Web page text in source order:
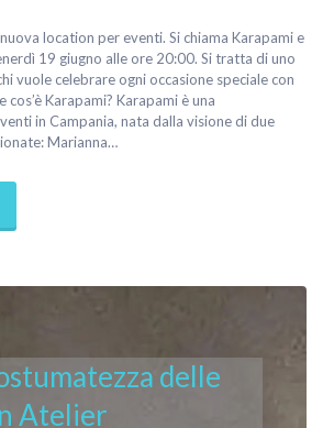
location per eventi. Si chiama Karapami e
19 giugno alle ore 20:00. Si tratta di uno
vuole celebrare ogni occasione speciale con
cos’è Karapami? Karapami è una
in Campania, nata dalla visione di due
Marianna…
delle
Atelier